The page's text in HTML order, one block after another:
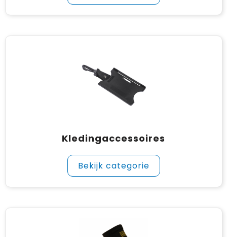
Kledingaccessoires
Bekijk categorie